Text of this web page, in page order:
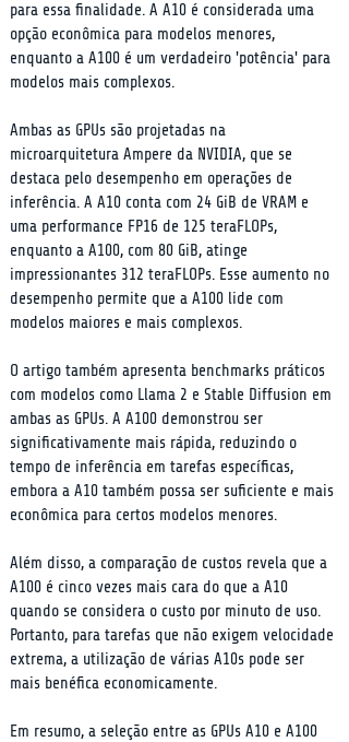
para essa finalidade. A A10 é considerada uma
opção econômica para modelos menores,
enquanto a A100 é um verdadeiro 'potência' para
modelos mais complexos.
Ambas as GPUs são projetadas na
microarquitetura Ampere da NVIDIA, que se
destaca pelo desempenho em operações de
inferência. A A10 conta com 24 GiB de VRAM e
uma performance FP16 de 125 teraFLOPs,
enquanto a A100, com 80 GiB, atinge
impressionantes 312 teraFLOPs. Esse aumento no
desempenho permite que a A100 lide com
modelos maiores e mais complexos.
O artigo também apresenta benchmarks práticos
com modelos como Llama 2 e Stable Diffusion em
ambas as GPUs. A A100 demonstrou ser
significativamente mais rápida, reduzindo o
tempo de inferência em tarefas específicas,
embora a A10 também possa ser suficiente e mais
econômica para certos modelos menores.
Além disso, a comparação de custos revela que a
A100 é cinco vezes mais cara do que a A10
quando se considera o custo por minuto de uso.
Portanto, para tarefas que não exigem velocidade
extrema, a utilização de várias A10s pode ser
mais benéfica economicamente.
Em resumo, a seleção entre as GPUs A10 e A100